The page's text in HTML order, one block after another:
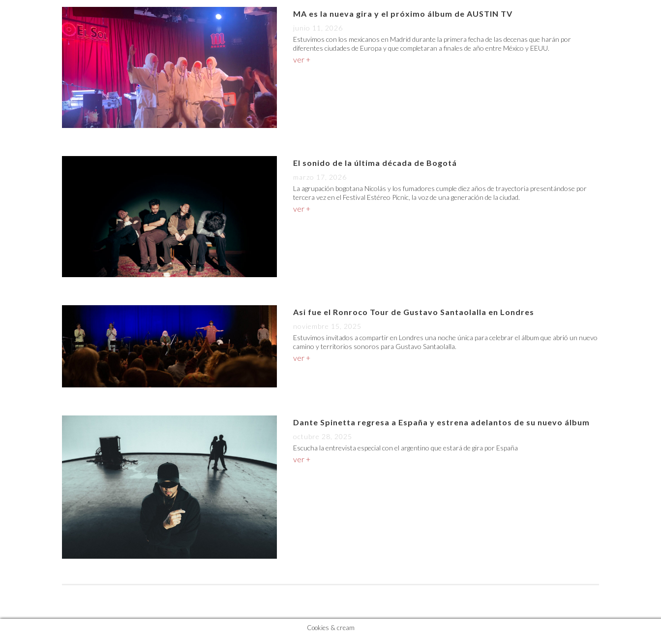
MA es la nueva gira y el próximo álbum de AUSTIN TV
junio 11, 2026
Estuvimos con los mexicanos en Madrid durante la primera fecha de las decenas que harán por
diferentes ciudades de Europa y que completaran a finales de año entre México y EEUU.
ver +
El sonido de la última década de Bogotá
marzo 17, 2026
La agrupación bogotana Nicolás y los fumadores cumple diez años de trayectoria presentándose por
tercera vez en el Festival Estéreo Picnic, la voz de una generación de la ciudad.
ver +
Asi fue el Ronroco Tour de Gustavo Santaolalla en Londres
noviembre 15, 2025
Estuvimos invitados a compartir en Londres una noche única para celebrar el álbum que abrió un nuevo
camino y territorios sonoros para Gustavo Santaolalla.
ver +
Dante Spinetta regresa a España y estrena adelantos de su nuevo álbum
octubre 28, 2025
Escucha la entrevista especial con el argentino que estará de gira por España
ver +
Cookies & cream